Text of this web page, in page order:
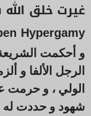
غيرت خلق
Hypergamy
و أحكمت
الرجل الألفا و
الولي ، و حرمت
شهود و حددت له